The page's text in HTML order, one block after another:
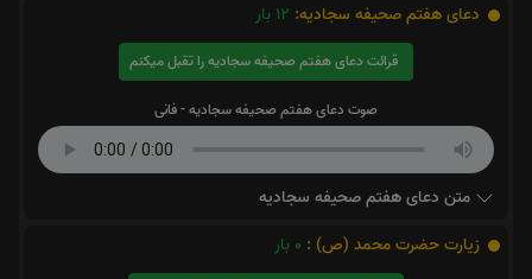
دعای هفتم صحیفه سجادیه: 12 بار
قرائت دعای هفتم صحیفه سجادیه را تقبل میکنم
صوت دعای هفتم صحیفه سجادیه - فانی
متن دعای هفتم صحیفه سجادیه
زیارت حضرت محمد (ص) : 0 بار